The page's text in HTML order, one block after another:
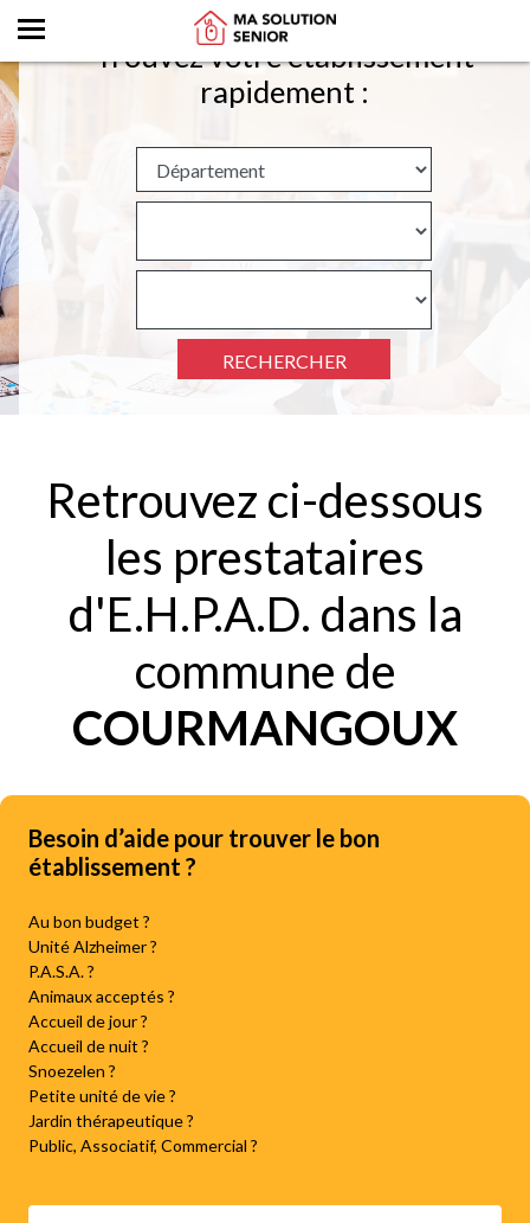
Trouvez votre établissement
rapidement :
RECHERCHER
Retrouvez ci-dessous
les prestataires
d'E.H.P.A.D. dans la
commune de
COURMANGOUX
Besoin d’aide pour trouver le bon
établissement ?
Au bon budget ?
Unité Alzheimer ?
P.A.S.A. ?
Animaux acceptés ?
Accueil de jour ?
Accueil de nuit ?
Snoezelen ?
Petite unité de vie ?
Jardin thérapeutique ?
Public, Associatif, Commercial ?